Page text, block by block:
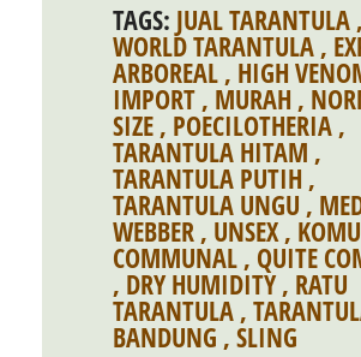
TAGS: JUAL TARANTULA ,
WORLD TARANTULA ,
ARBOREAL , HIGH
IMPORT , MURAH ,
SIZE , POECILOTHERIA ,
TARANTULA HITAM ,
TARANTULA PUTIH ,
TARANTULA UNGU ,
WEBBER , UNSEX,
COMMUNAL , QUITE
, DRY HUMIDITY, RATU
TARANTULA ,
BANDUNG , SLING